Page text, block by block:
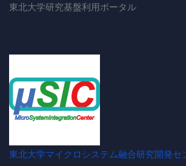
東北大学研究基盤利用ポータル
東北大学マイクロシステム融合研究開発セ